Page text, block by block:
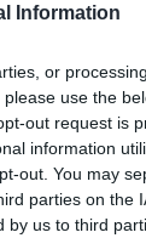
Information
or
use the
out request is
information
out. You may
parties on the
by us to third